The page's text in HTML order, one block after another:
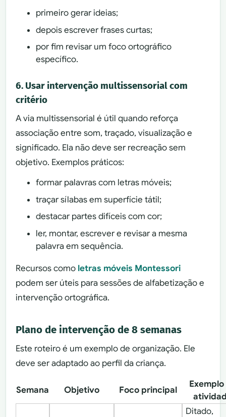
primeiro gerar ideias;
depois escrever frases curtas;
por fim revisar um foco ortográfico
específico.
6. Usar intervenção multissensorial com
critério
A via multissensorial é útil quando reforça
associação entre som, traçado, visualização e
significado. Ela não deve ser recreação sem
objetivo. Exemplos práticos:
formar palavras com letras móveis;
traçar sílabas em superfície tátil;
destacar partes difíceis com cor;
ler, montar, escrever e revisar a mesma
palavra em sequência.
Recursos como letras móveis Montessori
podem ser úteis para sessões de alfabetização e
intervenção ortográfica.
Plano de intervenção de 8 semanas
Este roteiro é um exemplo de organização. Ele
deve ser adaptado ao perfil da criança.
Semana Objetivo Foco principal
Ditado,